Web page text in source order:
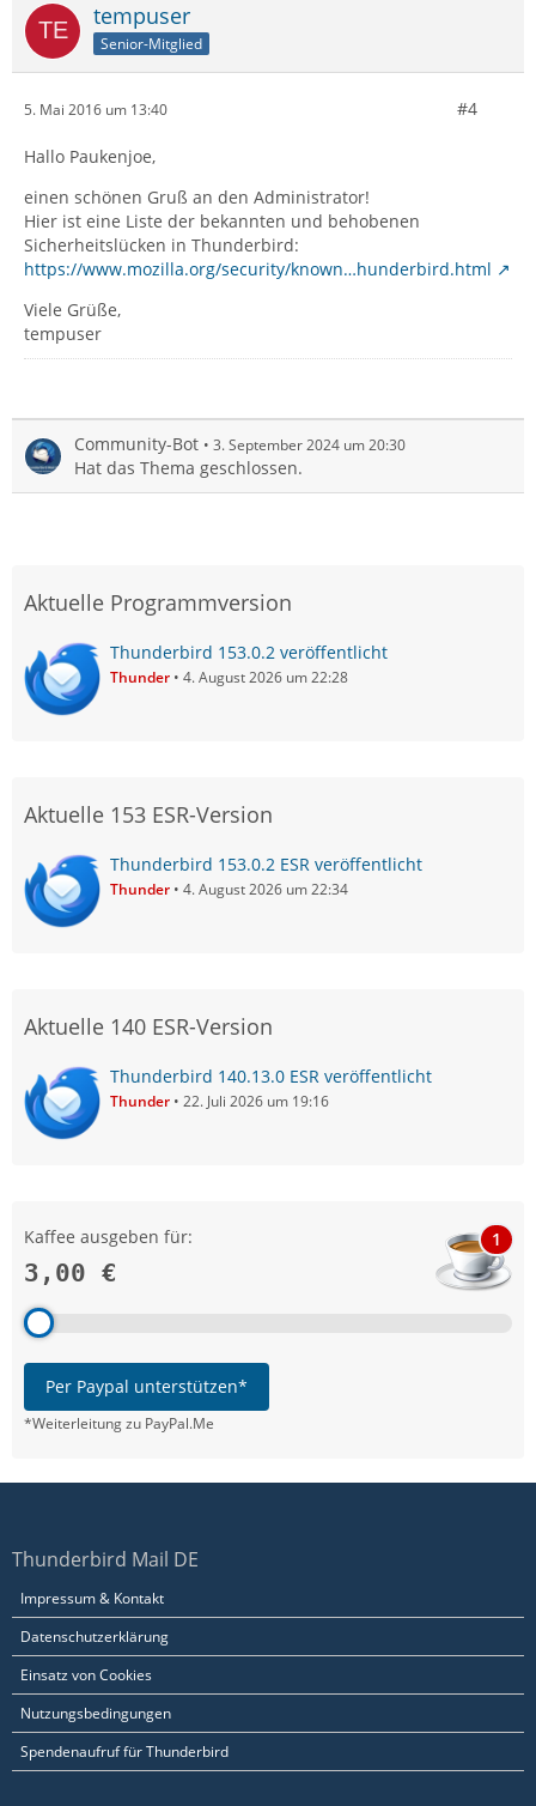
tempuser
Senior-Mitglied
5. Mai 2016 um 13:40 #4
Hallo Paukenjoe,
einen schönen Gruß an den Administrator!
Hier ist eine Liste der bekannten und behobenen
Sicherheitslücken in Thunderbird:
https://www.mozilla.org/security/known…hunderbird.html
Viele Grüße,
tempuser
Community-Bot 3. September 2024 um 20:30
Hat das Thema geschlossen.
Aktuelle Programmversion
Thunderbird 153.0.2 veröffentlicht
Thunder 4. August 2026 um 22:28
Aktuelle 153 ESR-Version
Thunderbird 153.0.2 ESR veröffentlicht
Thunder 4. August 2026 um 22:34
Aktuelle 140 ESR-Version
Thunderbird 140.13.0 ESR veröffentlicht
Thunder 22. Juli 2026 um 19:16
Kaffee ausgeben für:
3,00 €
1
Per Paypal unterstützen*
*Weiterleitung zu PayPal.Me
Thunderbird Mail DE
Impressum & Kontakt
Datenschutzerklärung
Einsatz von Cookies
Nutzungsbedingungen
Spendenaufruf für Thunderbird